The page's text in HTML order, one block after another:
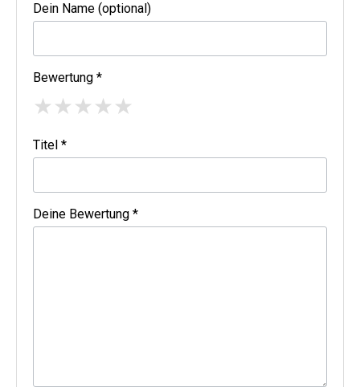
Dein Name (optional)
Bewertung *
★★★★★
Titel *
Deine Bewertung *